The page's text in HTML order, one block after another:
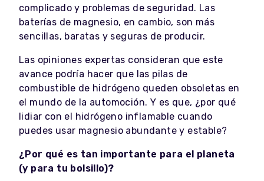
complicado y problemas de seguridad. Las
baterías de magnesio, en cambio, son más
sencillas, baratas y seguras de producir.
Las opiniones expertas consideran que este
avance podría hacer que las pilas de
combustible de hidrógeno queden obsoletas en
el mundo de la automoción. Y es que, ¿por qué
lidiar con el hidrógeno inflamable cuando
puedes usar magnesio abundante y estable?
¿Por qué es tan importante para el planeta
(y para tu bolsillo)?